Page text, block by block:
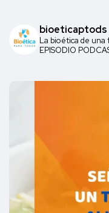
bioeticaptods
La bioética de una
EPISODIO